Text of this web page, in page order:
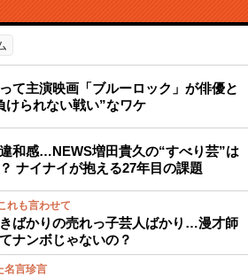
て主演映画「ブルーロック」が俳優と
けられない戦い”なワケ
違和感…NEWS増田貴久の“すべり芸”は
ナイナイが抱える27年目の課題
れも言わせて
ばかりの売れっ子芸人ばかり…漫才師
ナンボじゃないの？
名言珍言